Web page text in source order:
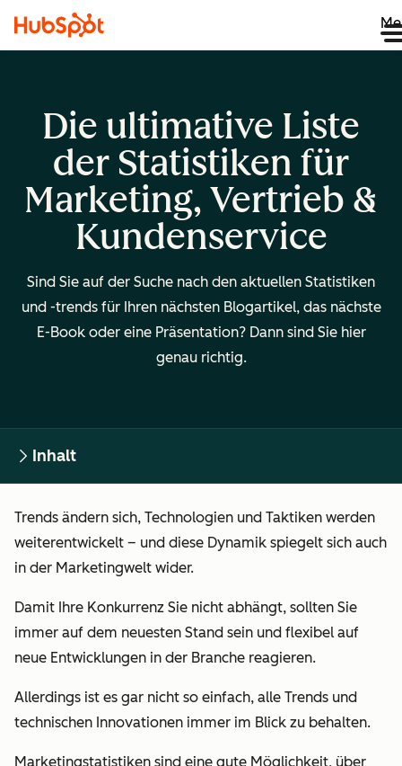
Die ultimative Liste
der Statistiken für
Marketing, Vertrieb &
Kundenservice
Sind Sie auf der Suche nach den aktuellen Statistiken
und -trends für Ihren nächsten Blogartikel, das nächste
E-Book oder eine Präsentation? Dann sind Sie hier
genau richtig.
Inhalt
Trends ändern sich, Technologien und Taktiken werden
weiterentwickelt – und diese Dynamik spiegelt sich auch
in der Marketingwelt wider.
Damit Ihre Konkurrenz Sie nicht abhängt, sollten Sie
immer auf dem neuesten Stand sein und flexibel auf
neue Entwicklungen in der Branche reagieren.
Allerdings ist es gar nicht so einfach, alle Trends und
technischen Innovationen immer im Blick zu behalten.
Marketingstatistiken sind eine gute Möglichkeit, über